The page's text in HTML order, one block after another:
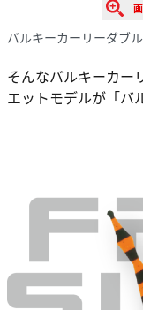
バルキーカーリーダブル
そんなバルキーカー
エットモデルが「バ